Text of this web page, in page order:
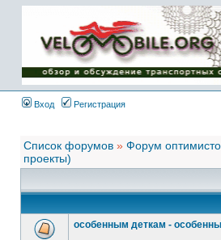
Имя пользователя:
Пароль:
{ LOG_ME_IN_SHORT
}
Вход
Регистрация
Список форумов » Форум
проекты)
особенным деткам -